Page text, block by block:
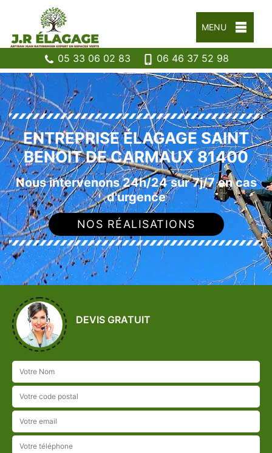
MENU
05 33 06 02 83 06 46 37 52 98
ENTREPRISE ÉLAGAGE SAINT
BENOIT DE CARMAUX 81400
Nous intervenons 24h/24 sur 7j/7 en cas
d'urgence
NOS RÉALISATIONS
DEVIS GRATUIT